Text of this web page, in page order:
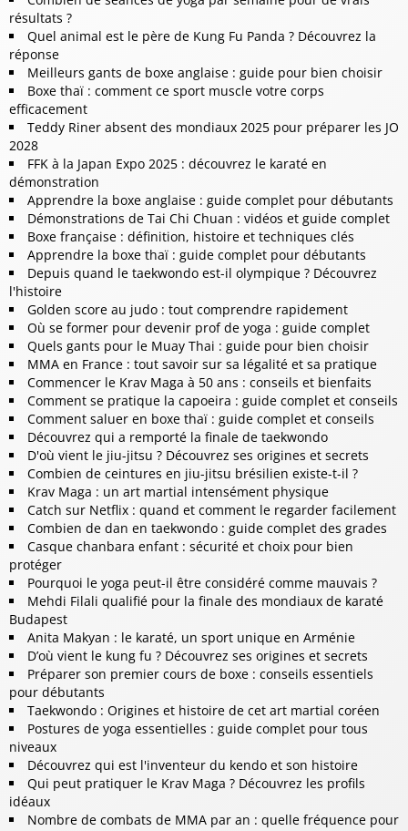
résultats ?
Quel animal est le père de Kung Fu Panda ? Découvrez la
réponse
Meilleurs gants de boxe anglaise : guide pour bien choisir
Boxe thaï : comment ce sport muscle votre corps
efficacement
Teddy Riner absent des mondiaux 2025 pour préparer les JO
2028
FFK à la Japan Expo 2025 : découvrez le karaté en
démonstration
Apprendre la boxe anglaise : guide complet pour débutants
Démonstrations de Tai Chi Chuan : vidéos et guide complet
Boxe française : définition, histoire et techniques clés
Apprendre la boxe thaï : guide complet pour débutants
Depuis quand le taekwondo est-il olympique ? Découvrez
l'histoire
Golden score au judo : tout comprendre rapidement
Où se former pour devenir prof de yoga : guide complet
Quels gants pour le Muay Thai : guide pour bien choisir
MMA en France : tout savoir sur sa légalité et sa pratique
Commencer le Krav Maga à 50 ans : conseils et bienfaits
Comment se pratique la capoeira : guide complet et conseils
Comment saluer en boxe thaï : guide complet et conseils
Découvrez qui a remporté la finale de taekwondo
D'où vient le jiu-jitsu ? Découvrez ses origines et secrets
Combien de ceintures en jiu-jitsu brésilien existe-t-il ?
Krav Maga : un art martial intensément physique
Catch sur Netflix : quand et comment le regarder facilement
Combien de dan en taekwondo : guide complet des grades
Casque chanbara enfant : sécurité et choix pour bien
protéger
Pourquoi le yoga peut-il être considéré comme mauvais ?
Mehdi Filali qualifié pour la finale des mondiaux de karaté
Budapest
Anita Makyan : le karaté, un sport unique en Arménie
D’où vient le kung fu ? Découvrez ses origines et secrets
Préparer son premier cours de boxe : conseils essentiels
pour débutants
Taekwondo : Origines et histoire de cet art martial coréen
Postures de yoga essentielles : guide complet pour tous
niveaux
Découvrez qui est l'inventeur du kendo et son histoire
Qui peut pratiquer le Krav Maga ? Découvrez les profils
idéaux
Nombre de combats de MMA par an : quelle fréquence pour